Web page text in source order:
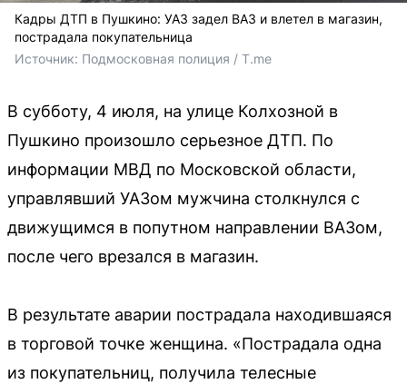
Кадры ДТП в Пушкино: УАЗ задел ВАЗ и влетел в магазин,
пострадала покупательница
Источник: Подмосковная полиция / T.me
В субботу, 4 июля, на улице Колхозной в
Пушкино произошло серьезное ДТП. По
информации МВД по Московской области,
управлявший УАЗом мужчина столкнулся с
движущимся в попутном направлении ВАЗом,
после чего врезался в магазин.
В результате аварии пострадала находившаяся
в торговой точке женщина. «Пострадала одна
из покупательниц, получила телесные